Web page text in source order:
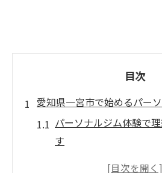
目次
愛知県一宮市で始めるパー
パーソナルジム体験で
す
初回パーソナルジム利